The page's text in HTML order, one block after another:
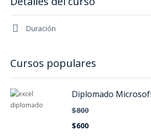
Duración
Cursos populares
Diplomado
$800
$600